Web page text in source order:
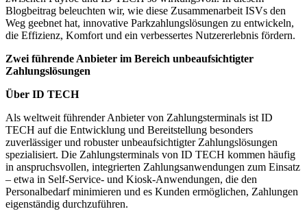
Blogbeitrag beleuchten wir, wie diese Zusammenarbeit ISVs den
Weg geebnet hat, innovative Parkzahlungslösungen zu entwickeln,
die Effizienz, Komfort und ein verbessertes Nutzererlebnis fördern.
Zwei führende Anbieter im Bereich unbeaufsichtigter
Zahlungslösungen
Über ID TECH
Als weltweit führender Anbieter von Zahlungsterminals ist ID
TECH auf die Entwicklung und Bereitstellung besonders
zuverlässiger und robuster unbeaufsichtigter Zahlungslösungen
spezialisiert. Die Zahlungsterminals von ID TECH kommen häufig
in anspruchsvollen, integrierten Zahlungsanwendungen zum Einsatz
– etwa in Self-Service- und Kiosk-Anwendungen, die den
Personalbedarf minimieren und es Kunden ermöglichen, Zahlungen
eigenständig durchzuführen.